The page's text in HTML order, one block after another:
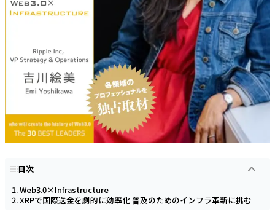
目次
Web3.0×Infrastructure
XRPで国際送金を劇的に効率化 普及のためのインフラ革新に挑む